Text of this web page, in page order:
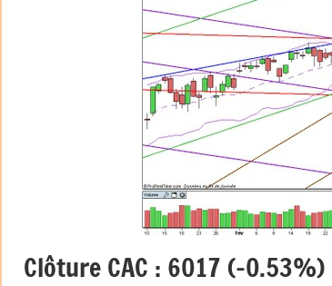
Clôture CAC : 6017 (-0.53%)